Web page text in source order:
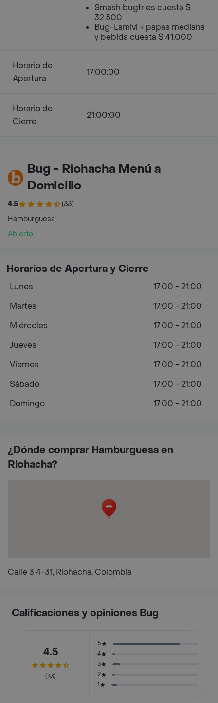
Smash bugfries cuesta $
32.500
Bug-Lamivi + papas mediana
y bebida cuesta $ 41.000
Horario de
Apertura
17:00:00
Horario de
Cierre
21:00:00
Bug - Riohacha Menú a
Domicilio
4.5
(33)
Hamburguesa
Abierto
¿Dónde comprar Hamburguesa en
Riohacha?
Calle 3 4-31, Riohacha, Colombia
Horarios de Apertura y Cierre
Lunes
17:00 - 21:00
Martes
17:00 - 21:00
Miércoles
17:00 - 21:00
Jueves
17:00 - 21:00
Viernes
17:00 - 21:00
Sábado
17:00 - 21:00
Domingo
17:00 - 21:00
Calificaciones y opiniones Bug
4.5
(33)
5
4
3
2
1